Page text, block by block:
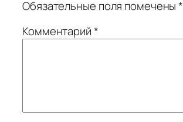
Обязательные поля помечены*
Комментарий*